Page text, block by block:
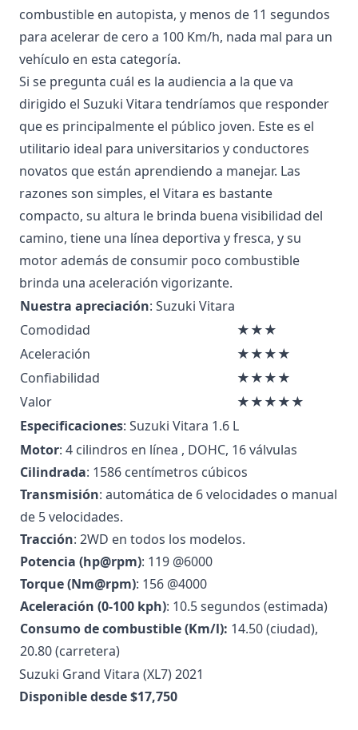
combustible en autopista, y menos de 11 segundos
para acelerar de cero a 100 Km/h, nada mal para un
vehículo en esta categoría.
Si se pregunta cuál es la audiencia a la que va
dirigido el Suzuki Vitara tendríamos que responder
que es principalmente el público joven. Este es el
utilitario ideal para universitarios y conductores
novatos que están aprendiendo a manejar. Las
razones son simples, el Vitara es bastante
compacto, su altura le brinda buena visibilidad del
camino, tiene una línea deportiva y fresca, y su
motor además de consumir poco combustible
brinda una aceleración vigorizante.
Nuestra apreciación: Suzuki Vitara
Comodidad
★★★
Aceleración
★★★★
Confiabilidad
★★★★
Valor
★★★★★
Especificaciones: Suzuki Vitara 1.6 L
Motor: 4 cilindros en línea , DOHC, 16 válvulas
Cilindrada: 1586 centímetros cúbicos
Transmisión: automática de 6 velocidades o manual
de 5 velocidades.
Tracción: 2WD en todos los modelos.
Potencia (hp@rpm): 119 @6000
Torque (Nm@rpm): 156 @4000
Aceleración (0-100 kph): 10.5 segundos (estimada)
Consumo de combustible (Km/l): 14.50 (ciudad),
20.80 (carretera)
Suzuki Grand Vitara (XL7) 2021
Disponible desde $17,750